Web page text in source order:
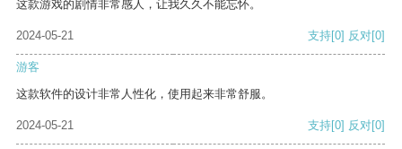
这款游戏的剧情非常感人，让我久久不能忘怀。
2024-05-21 支持[0] 反对[0]
游客
这款软件的设计非常人性化，使用起来非常舒服。
2024-05-21 支持[0] 反对[0]